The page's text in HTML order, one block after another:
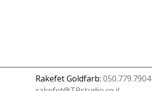
Rakefet Goldfarb:050.779.7904